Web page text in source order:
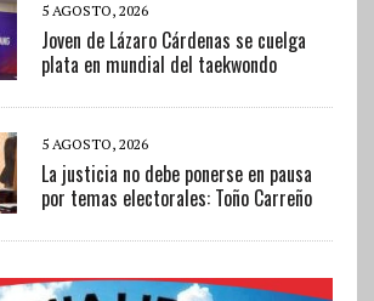
5 AGOSTO, 2026
Joven de Lázaro Cárdenas se cuelga
plata en mundial del taekwondo
5 AGOSTO, 2026
La justicia no debe ponerse en pausa
por temas electorales: Toño Carreño